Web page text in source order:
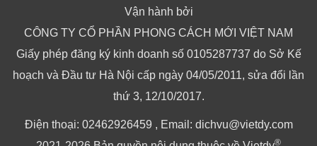
Vận hành bởi
CÔNG TY CỔ PHẦN PHONG CÁCH MỚI VIỆT NAM
Giấy phép đăng ký kinh doanh số 0105287737 do Sở Kế
hoạch và Đầu tư Hà Nội cấp ngày 04/05/2011, sửa đổi lần
thứ 3, 12/10/2017.
Điện thoại: 02462926459 , Email: dichvu@vietdy.com
®